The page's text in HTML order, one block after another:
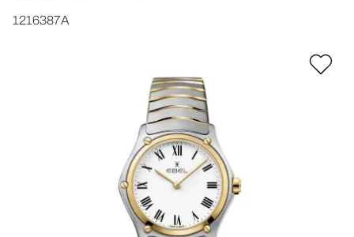
ROLEX
UHREN
SCHMUCK
HOCHZEIT
ACCESSOIRES
1216387A